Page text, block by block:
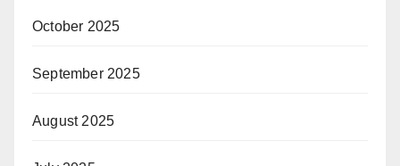
October 2025
September 2025
August 2025